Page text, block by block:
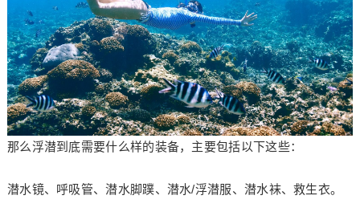
那么浮潜到底需要什么样的装备，主要包括以下这些：
潜水镜、呼吸管、潜水脚蹼、潜水/浮潜服、潜水袜、救生衣。